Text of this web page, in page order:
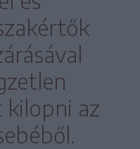
kilopni az